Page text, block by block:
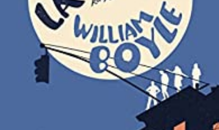
LIRE LA SUITE